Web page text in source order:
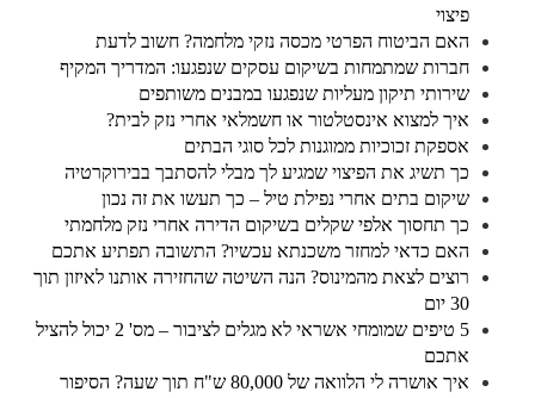
פיצוי
האם הביטוח הפרטי מכסה נזקי מלחמה? חשוב לדעת
חברות שמתמחות בשיקום עסקים שנפגעו: המדריך המקיף
שירותי תיקון מעליות שנפגעו במבנים משותפים
איך למצוא אינסטלטור או חשמלאי אחרי נזק לבית?
אספקת זכוכיות ממוגנות לכל סוגי הבתים
כך תשיג את הפיצוי שמגיע לך מבלי להסתבך בבירוקרטיה
שיקום בתים אחרי נפילת טיל – כך תעשו את זה נכון
כך תחסוך אלפי שקלים בשיקום הדירה אחרי נזק מלחמתי
האם כדאי למחזר משכנתא עכשיו? התשובה תפתיע אתכם
רוצים לצאת מהמינוס? הנה השיטה שהחזירה אותנו לאיזון תוך
30 יום
5 טיפים שמומחי אשראי לא מגלים לציבור – מס' 2 יכול להציל
אתכם
איך אושרה לי הלוואה של 80,000 ש"ח תוך שעה? הסיפור